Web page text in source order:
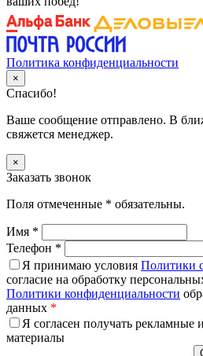
Политика конфиденциальности
×
Спасибо!
Ваше сообщение отправлено. В
свяжется менеджер.
×
Заказать звонок
Поля отмеченные * обязательны.
Имя *
Телефон *
Я принимаю условия Политики
согласие на обработку
Политики конфиденциальности
данных *
Я согласен получать
материалы